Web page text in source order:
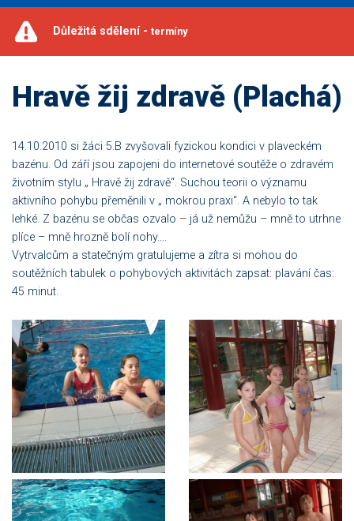
Důležitá sdělení - termíny
Hravě žij zdravě (Plachá)
14.10.2010 si žáci 5.B zvyšovali fyzickou kondici v plaveckém
bazénu. Od září jsou zapojeni do internetové soutěže o zdravém
životním stylu „ Hravě žij zdravě“. Suchou teorii o významu
aktivního pohybu přeměnili v „ mokrou praxi“. A nebylo to tak
lehké. Z bazénu se občas ozvalo – já už nemůžu – mně to utrhne
plíce – mně hrozně bolí nohy….
Vytrvalcům a statečným gratulujeme a zítra si mohou do
soutěžních tabulek o pohybových aktivitách zapsat: plavání čas:
45 minut.